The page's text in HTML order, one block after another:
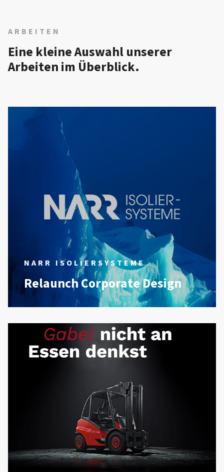
ARBEITEN
Eine kleine Auswahl unserer
Arbeiten im Überblick.
NARR ISOLIERSYSTEME
Relaunch Corporate Design